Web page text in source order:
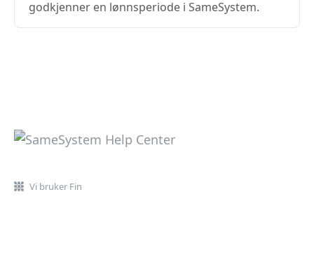
godkjenner en lønnsperiode i SameSystem.
Vi bruker Fin